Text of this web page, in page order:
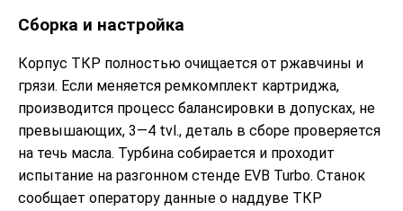
Сборка и настройка
Корпус ТКР полностью очищается от ржавчины и
грязи. Если меняется ремкомплект картриджа,
производится процесс балансировки в допусках, не
превышающих, 3—4 tvl., деталь в сборе проверяется
на течь масла. Турбина собирается и проходит
испытание на разгонном стенде EVB Turbo. Станок
сообщает оператору данные о наддуве ТКР